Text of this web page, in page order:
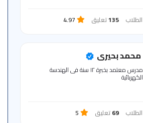
الطلاب 135تعليق 4.97
محمد بحيرى
مدرس معتمد بخبرة ١٢ سنة فى الهندسة
الكهربائية
الطلاب 69تعليق 5